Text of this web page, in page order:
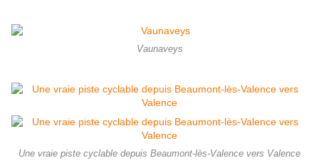
Vaunaveys
Une vraie piste cyclable depuis Beaumont-lès-Valence vers Valence